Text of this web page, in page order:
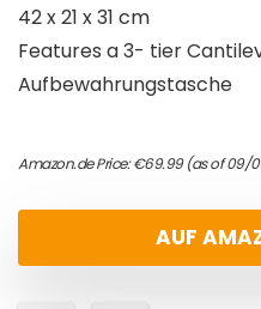
42 x 21 x 31 cm
Features a 3- tier
Aufbewahrungstasche
Amazon.de Price:€69.99(as of 09/
AUF